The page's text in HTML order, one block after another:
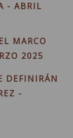
- ABRIL
MARCO
2025
DEFINIRÁN
-